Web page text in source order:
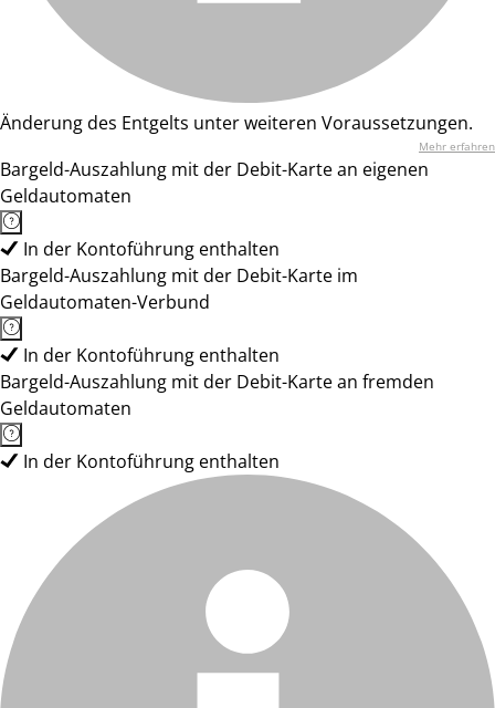
Änderung des Entgelts unter weiteren Voraussetzungen.
Mehr erfahren
Bargeld-Auszahlung mit der Debit-Karte an eigenen
Geldautomaten
In der Kontoführung enthalten
Bargeld-Auszahlung mit der Debit-Karte im
Geldautomaten-Verbund
In der Kontoführung enthalten
Bargeld-Auszahlung mit der Debit-Karte an fremden
Geldautomaten
In der Kontoführung enthalten